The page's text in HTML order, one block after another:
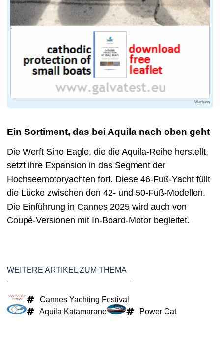
Werbung
Ein Sortiment, das bei Aquila nach oben geht
Die Werft Sino Eagle, die die Aquila-Reihe herstellt,
setzt ihre Expansion in das Segment der
Hochseemotoryachten fort. Diese 46-Fuß-Yacht füllt
die Lücke zwischen den 42- und 50-Fuß-Modellen.
Die Einführung in Cannes 2025 wird auch von
Coupé-Versionen mit In-Board-Motor begleitet.
WEITERE ARTIKEL ZUM THEMA
Cannes Yachting Festival
Aquila Katamarane
Power Cat